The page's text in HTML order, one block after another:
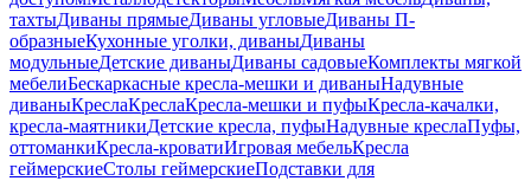
тахтыДиваны прямыеДиваны угловыеДиваны П-
образныеКухонные уголки, диваныДиваны
модульныеДетские диваныДиваны садовыеКомплекты мягкой
мебелиБескаркасные кресла-мешки и диваныНадувные
диваныКреслаКреслаКресла-мешки и пуфыКресла-качалки,
кресла-маятникиДетские кресла, пуфыНадувные креслаПуфы,
оттоманкиКресла-кроватиИгровая мебельКресла
геймерскиеСтолы геймерскиеПодставки для